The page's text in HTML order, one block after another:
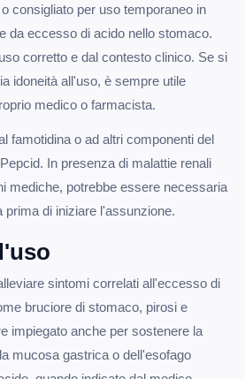
consigliato per uso temporaneo in
da eccesso di acido nello stomaco.
corretto e dal contesto clinico. Se si
idoneità all'uso, è sempre utile
medico o farmacista.
famotidina o ad altri componenti del
In presenza di malattie renali
mediche, potrebbe essere necessaria
prima di iniziare l'assunzione.
sintomi correlati all'eccesso di
bruciore di stomaco, pirosi e
impiegato anche per sostenere la
mucosa gastrica o dell'esofago